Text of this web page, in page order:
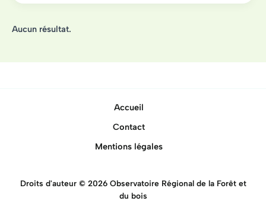
Aucun résultat.
Accueil
Contact
Mentions légales
Droits d'auteur © 2026 Observatoire Régional de la Forêt et
du bois